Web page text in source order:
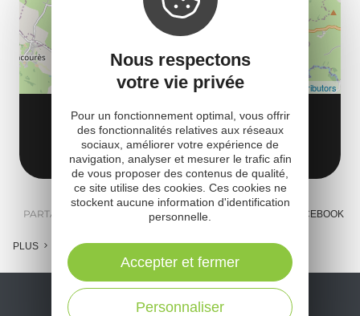
EGLISE ROMANE SAINTE FAUSTE
12340 Bozouls
Obtenir l'itinéraire
Leaflet| Map data ©OpenStreetMap contributors
PARTAGER : E-MAIL MESSENGER FACEBOOK
PLUS
Nous respectons
votre vie privée
Pour un fonctionnement optimal, vous offrir
des fonctionnalités relatives aux réseaux
sociaux, améliorer votre expérience de
navigation, analyser et mesurer le trafic afin
de vous proposer des contenus de qualité,
ce site utilise des cookies. Ces cookies ne
stockent aucune information d'identification
personnelle.
Personnaliser
Accepter et fermer